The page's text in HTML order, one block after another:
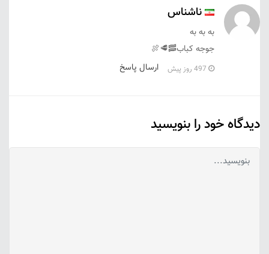
ناشناس
به به به
جوجه کباب🥓🥩🍖
ارسال پاسخ
دیدگاه خود را بنویسید